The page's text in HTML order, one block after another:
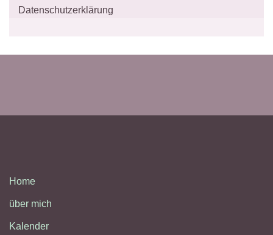
Datenschutzerklärung
Home
über mich
Kalender